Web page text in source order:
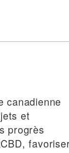
canadienne
et
progrès